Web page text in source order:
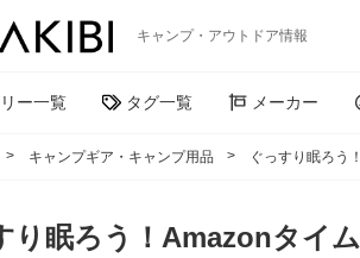
キャンプ・アウトドア情報
ー一覧 タグ一覧 メーカー
キャンプギア・キャンプ用品 ぐっすり眠ろう
り眠ろう！Amazonタイ